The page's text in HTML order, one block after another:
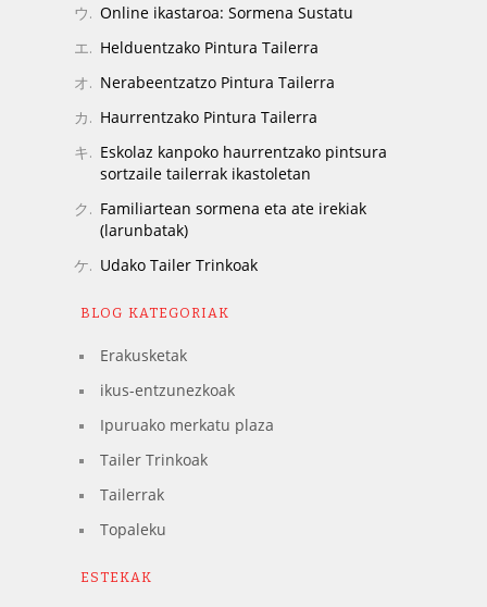
Online ikastaroa: Sormena Sustatu
Helduentzako Pintura Tailerra
Nerabeentzatzo Pintura Tailerra
Haurrentzako Pintura Tailerra
Eskolaz kanpoko haurrentzako pintsura
sortzaile tailerrak ikastoletan
Familiartean sormena eta ate irekiak
(larunbatak)
Udako Tailer Trinkoak
BLOG KATEGORIAK
Erakusketak
ikus-entzunezkoak
Ipuruako merkatu plaza
Tailer Trinkoak
Tailerrak
Topaleku
ESTEKAK